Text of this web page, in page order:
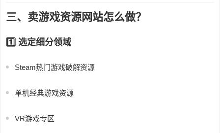
三、卖游戏资源网站怎么做？
1️⃣ 选定细分领域
Steam热门游戏破解资源
单机经典游戏资源
VR游戏专区